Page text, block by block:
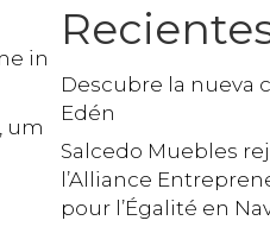
in
, um
Descubre la nueva
Edén
Salcedo Muebles
l’Alliance
pour l’Égalité en